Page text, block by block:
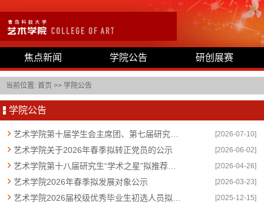
焦点新闻 学院公告 研创展赛
当前位置: 首页 >> 学院公告
学院公告
[2026-07-10]
艺术学院关于2026年春季拟转正党员的公示 [2026-06-02]
[2026-04-26]
艺术学院2026年春季拟发展对象公示 [2026-03-23]
[2025-12-15]